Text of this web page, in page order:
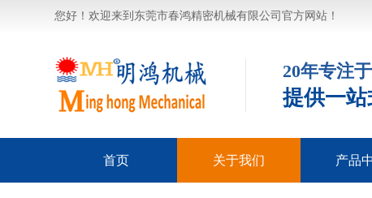
您好！欢迎来到东莞市春鸿精密机械有限公司官方网站！
20年专注
提供一站
首页 关于我们 产品